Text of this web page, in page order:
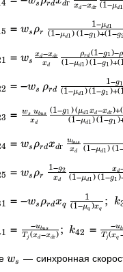
s rd d xd−xdг (1−μd1
= ws ρr (1−μd1)(1−g1 )+(1−g
1−μd1
= ws xd
xd−xdг
(1−μd1)(1−g1 )+(
ρrd (1−g1)−ρ
= −ws ρrd (1−μd1)(1−g1 )+(
1−g1
= xd
ws ubus
(1−μd1)(1−g1 )
(1−g1 )(μd1 xd−xdг)+(
= ws ρrdxdг xd
ubus
(1−μd1)(1
= ws ρr xd
1−g2
(1−μd1)(1−g1 )
xd
= −ws ρrdxq (1−μq )xq
1 ; k
= Tj (xd−xdг)
−ubus ; k42 = T j (xq
−ub
ws — синхронная